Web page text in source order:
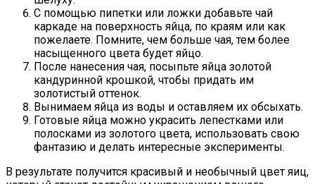
С помощью пипетки или ложки добавьте чай
каркаде на поверхность яйца, по краям или как
пожелаете. Помните, чем больше чая, тем более
насыщенного цвета будет яйцо.
После нанесения чая, посыпьте яйца золотой
кандуринной крошкой, чтобы придать им
золотистый оттенок.
Вынимаем яйца из воды и оставляем их обсыхать.
Готовые яйца можно украсить лепестками или
полосками из золотого цвета, использовать свою
фантазию и делать интересные эксперименты.
В результате получится красивый и необычный цвет яиц,